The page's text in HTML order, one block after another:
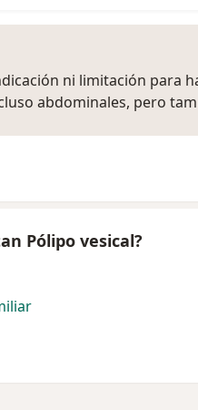
ni limitación para
abdominales, pero
Pólipo vesical?